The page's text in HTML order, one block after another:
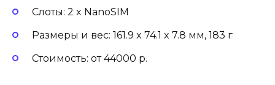
Слоты: 2 x NanoSIM
Размеры и вес: 161.9 x 74.1 x 7.8 мм, 183 г
Стоимость: от 44000 р.